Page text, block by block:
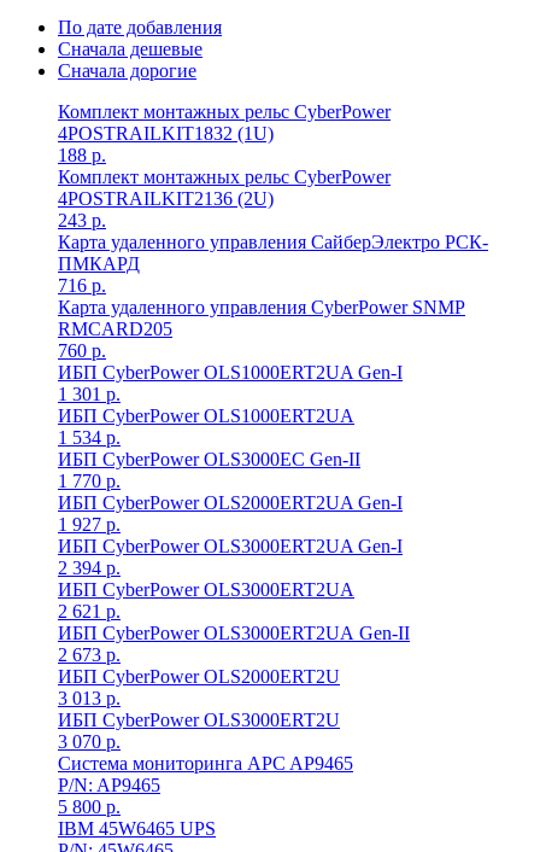
По дате добавления
Сначала дешевые
Сначала дорогие
Комплект монтажных рельс CyberPower
4POSTRAILKIT1832 (1U)
188 р.
Комплект монтажных рельс CyberPower
4POSTRAILKIT2136 (2U)
243 р.
Карта удаленного управления СайберЭлектро РСК-
ПМКАРД
716 р.
Карта удаленного управления CyberPower SNMP
RMCARD205
760 р.
ИБП CyberPower OLS1000ERT2UA Gen-I
1 301 р.
ИБП CyberPower OLS1000ERT2UA
1 534 р.
ИБП CyberPower OLS3000EC Gen-II
1 770 р.
ИБП CyberPower OLS2000ERT2UA Gen-I
1 927 р.
ИБП CyberPower OLS3000ERT2UA Gen-I
2 394 р.
ИБП CyberPower OLS3000ERT2UA
2 621 р.
ИБП CyberPower OLS3000ERT2UА Gen-II
2 673 р.
ИБП CyberPower OLS2000ERT2U
3 013 р.
ИБП CyberPower OLS3000ERT2U
3 070 р.
Система мониторинга APC AP9465
P/N: AP9465
5 800 р.
IBM 45W6465 UPS